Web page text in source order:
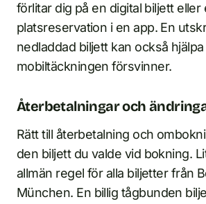
förlitar dig på en digital biljett eller
platsreservation i en app. En
nedladdad biljett kan också
mobiltäckningen försvinner.
Återbetalningar och
Rätt till återbetalning och
den biljett du valde vid bokning.
allmän regel för alla biljetter från
München. En billig tågbunden